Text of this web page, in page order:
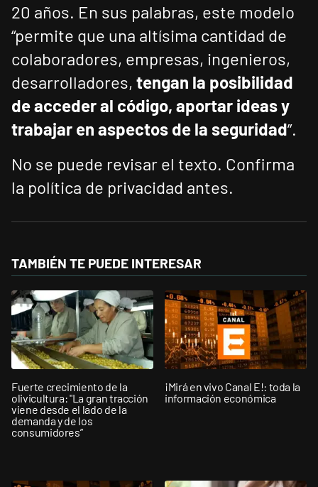
20 años. En sus palabras, este modelo
“permite que una altísima cantidad de
colaboradores, empresas, ingenieros,
desarrolladores, tengan la posibilidad
de acceder al código, aportar ideas y
trabajar en aspectos de la seguridad”.
No se puede revisar el texto. Confirma
la política de privacidad antes.
TAMBIÉN TE PUEDE INTERESAR
Fuerte crecimiento de la
olivicultura: "La gran tracción
viene desde el lado de la
demanda y de los
consumidores”
¡Mirá en vivo Canal E!: toda la
información económica